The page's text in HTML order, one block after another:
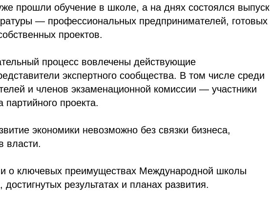
прошли обучение в школе, а на днях состоялся выпуск
— профессиональных предпринимателей, готовых
проектов.
процесс вовлечены действующие
экспертного сообщества. В том числе среди
и членов экзаменационной комиссии — участники
проекта.
экономики невозможно без связки бизнеса,
власти.
о ключевых преимуществах Международной школы
результатах и планах развития.